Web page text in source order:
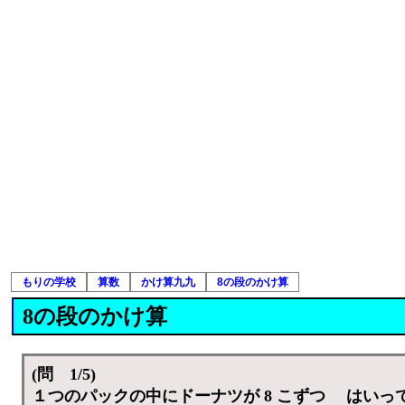
もりの学校 算数 かけ算九九 8の段のかけ算
8の段のかけ算
(問 1/5)
１つのパックの中にドーナツが 8 こずつ はいっ